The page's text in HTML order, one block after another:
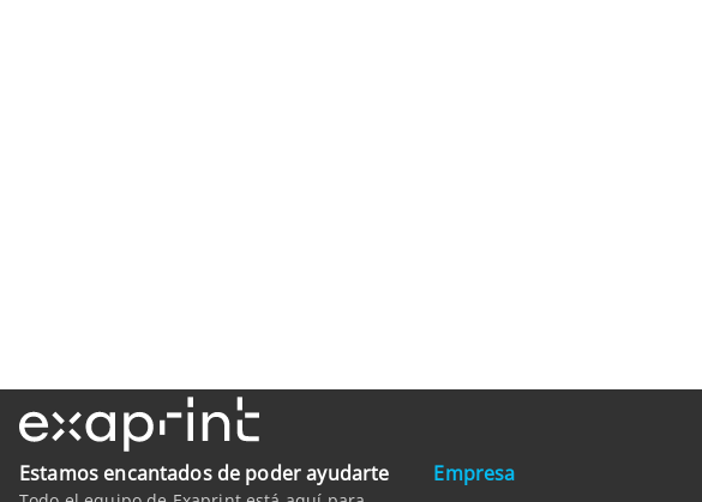
Estamos encantados de poder ayudarte Empresa